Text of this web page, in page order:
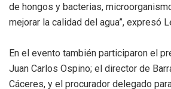
de hongos y bacterias,
mejorar la calidad del agua”, expresó
En el evento también participaron el
Juan Carlos Ospino; el director de
Cáceres, y el procurador delegado